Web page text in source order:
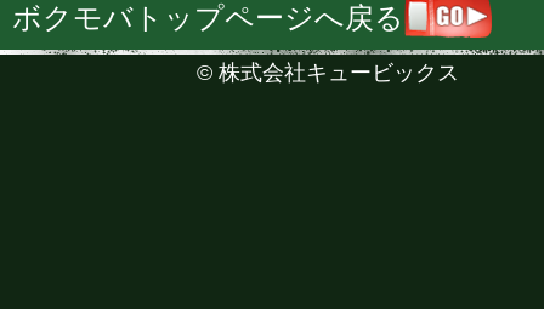
ボクモバトップページへ戻る
© 株式会社キュービックス